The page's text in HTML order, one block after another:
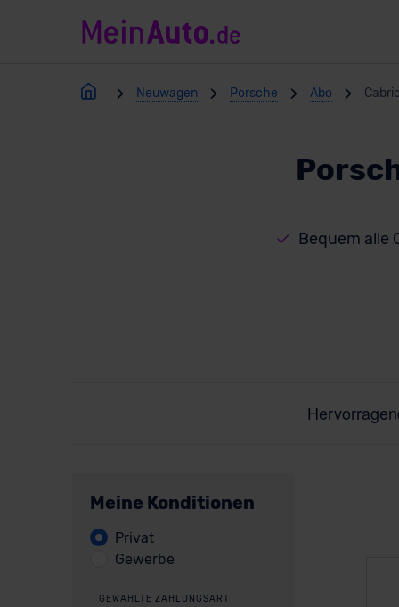
Neuwagen Porsche Abo
Bequem alle
Meine Konditionen
Privat
Gewerbe
GEWÄHLTE ZAHLUNGSART